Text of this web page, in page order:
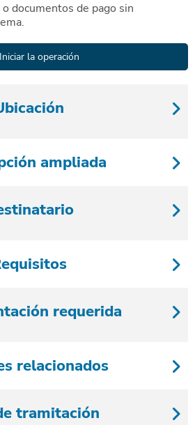
documentos de pago sin
ampliada
requerida
relacionados
tramitación